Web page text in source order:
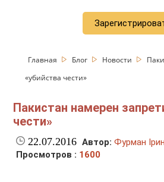
Главная Блог Новости
«убийства чести»
Пакистан намерен
чести»
22.07.2016 Автор: Фурман
Просмотров : 1600